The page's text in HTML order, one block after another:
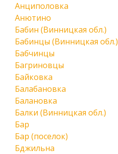
Анциполовка
Анютино
Бабин (Винницкая обл.)
Бабинцы (Винницкая обл.)
Бабчинцы
Багриновцы
Байковка
Балабановка
Балановка
Балки (Винницкая обл.)
Бар
Бар (поселок)
Бджильна